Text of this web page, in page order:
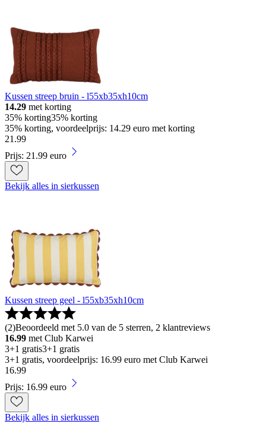
Kussen streep bruin - l55xb35xh10cm
14.29 met korting
35% korting35% korting
35% korting, voordeelprijs: 14.29 euro met korting
21 .99
Prijs: 21.99 euro
Bekijk alles in sierkussen
Kussen streep geel - l55xb35xh10cm
(2)Beoordeeld met 5.0 van de 5 sterren, 2 klantreviews
16.99 met Club Karwei
3+1 gratis3+1 gratis
3+1 gratis, voordeelprijs: 16.99 euro met Club Karwei
16.99
Prijs: 16.99 euro
Bekijk alles in sierkussen